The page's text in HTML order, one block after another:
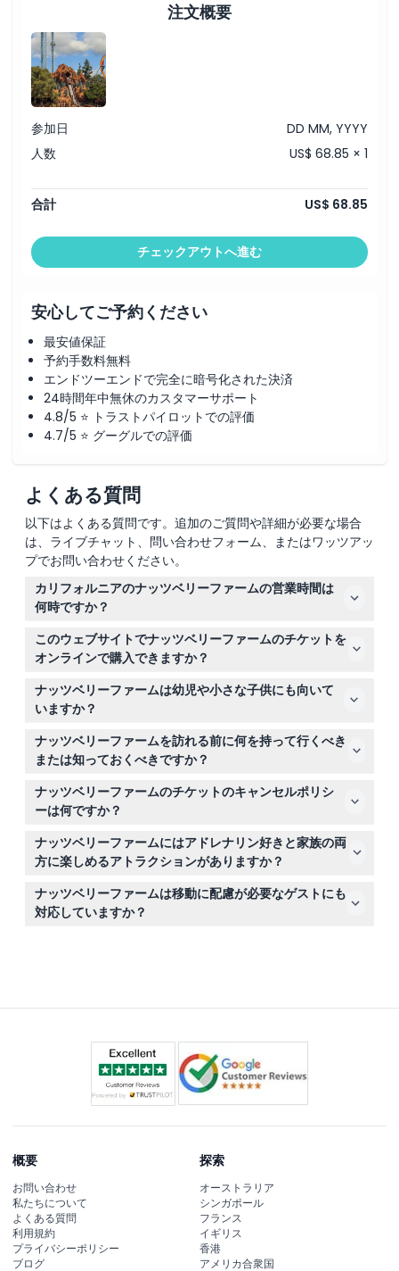
注文概要
参加日
DD MM, YYYY
人数
US$ 68.85 × 1
合計 US$ 68.85
チェックアウトへ進む
安心してご予約ください
最安値保証
予約手数料無料
エンドツーエンドで完全に暗号化された決済
24時間年中無休のカスタマーサポート
4.8/5 ⭐ トラストパイロットでの評価
4.7/5 ⭐ グーグルでの評価
よくある質問
以下はよくある質問です。追加のご質問や詳細が必要な場合
は、ライブチャット、問い合わせフォーム、またはワッツアッ
プでお問い合わせください。
カリフォルニアのナッツベリーファームの営業時間は
何時ですか？
ナッツベリーファームの営業時間は曜日によって異なりま
す：月曜日から木曜日は午前11時から午後6時まで、金曜
日は午前10時から午後8時まで、土曜日は午前10時から午
後10時まで、日曜日は午前10時から午後9時までです（変
更される場合がありますので、ご予約時にご確認くださ
このウェブサイトでナッツベリーファームのチケットを
オンラインで購入できますか？
はい、このウェブサイトで安全にチケットをオンライン予
約でき、ご希望の訪問日と時間を確保できます。
ナッツベリーファームは幼児や小さな子供にも向いて
いますか？
ナッツベリーファームはすべての年齢の子供を歓迎してい
ます。3歳以上の子供はチケットが必要で、0歳から2歳の
子供は入場無料なので、小さなお子様連れのご家族に最適
です。
ナッツベリーファームを訪れる前に何を持って行くべき
または知っておくべきですか？
公園は現金を受け付けておらず、カードやApple Pay、
Google Payのみの支払いとなるため、クレジットカード
またはデビットカードを持参してください。また、必要な
場合は限られた数のベビーカーのレンタルがあり、公園全
体は車椅子対応です。
ナッツベリーファームのチケットのキャンセルポリシ
ーは何ですか？
ナッツベリーファームのチケットは返金不可でキャンセル
もできませんので、ご予約時に訪問日を慎重に選んでくだ
さい。
ナッツベリーファームにはアドレナリン好きと家族の両
方に楽しめるアトラクションがありますか？
もちろんです！このパークには40以上のライドがあり、
スリル満点のローラーコースターや子供や若い訪問者向け
のキャンプスヌーピーなどのファミリー向けゾーンがあり
ナッツベリーファームは移動に配慮が必要なゲストにも
対応していますか？
概要
お問い合わせ
私たちについて
よくある質問
利用規約
プライバシーポリシー
ブログ
探索
オーストラリア
シンガポール
フランス
イギリス
香港
アメリカ合衆国